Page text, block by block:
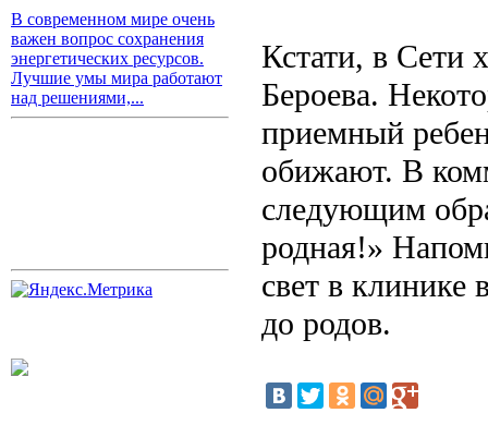
В современном мире очень
важен вопрос сохранения
энергетических ресурсов.
Лучшие умы мира работают
над решениями,...
Кстати, в Сети
Бероева.
приемный
обижают. В
следующим
родная!»
свет в клинике
до родов.